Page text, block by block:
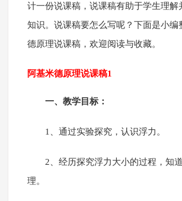
计一份说课稿，说课稿有助于学生理解
知识。说课稿要怎么写呢？下面是小编
德原理说课稿，欢迎阅读与收藏。
阿基米德原理说课稿1
一、教学目标：
1、通过实验探究，认识浮力。
2、经历探究浮力大小的过程，知
理。